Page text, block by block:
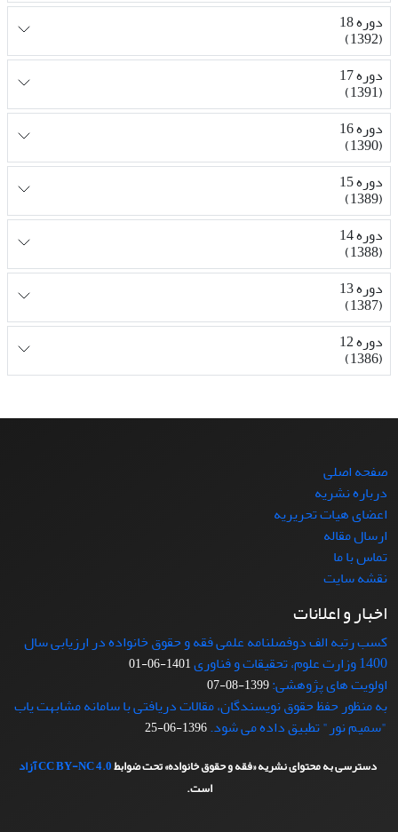
دوره 18
(1392)
دوره 17
(1391)
دوره 16
(1390)
دوره 15
(1389)
دوره 14
(1388)
دوره 13
(1387)
دوره 12
(1386)
صفحه اصلی
درباره نشریه
اعضای هیات تحریریه
ارسال مقاله
تماس با ما
نقشه سایت
اخبار و اعلانات
کسب رتبه الف دوفصلنامه علمی فقه و حقوق خانواده در ارزیابی سال
1400 وزارت علوم، تحقیقات و فناوری
1401-06-01
اولویت های پژوهشی:1399-08-07
به منظور حفظ حقوق نویسندگان، مقالات دریافتی با سامانه مشابهت یاب
"سمیم نور" تطبیق داده می شود.1396-06-25
دسترسی به محتوای نشریه «فقه و حقوق خانواده» تحت ضوابطCC BY-NC 4.0آزاد
است.